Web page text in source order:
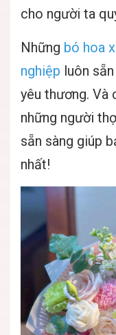
cho người ta
Những bó hoa
nghiệp luôn
yêu thương. Và
những người
sẵn sàng giúp
nhất!